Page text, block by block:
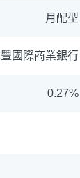
月配型
國際商業銀行
0.27%